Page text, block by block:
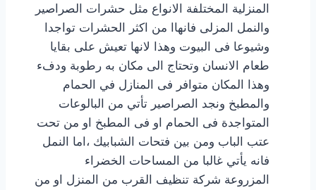
المنزلية المختلفة الانواع مثل حشرات الصراصير
والنمل المزلى فانهاا من اكثر الحشرات تواجدا
وشيوعا فى البيوت وهذا لانها تعيش على بقايا
طعام الانسان وتحتاج الى مكان به رطوبة ودفء
وهذا المكان متوافر فى المنازل في الحمام
والمطبخ ونجد الصراصير تأتي من البالوعات
المتواجدة فى الحمام او فى المطبخ او من تحت
عتب الباب ومن بين فتحات الشبابيك ،اما النمل
فانه يأتي غالبا من المساحات الخضراء
المزروعة شركة تنظيف القرب من المنزل او من